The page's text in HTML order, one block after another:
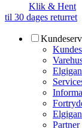
Klik & Hent
til 30 dages returret
Partner